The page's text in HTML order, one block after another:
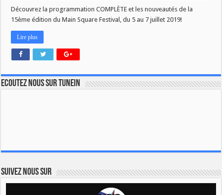
Découvrez la programmation COMPLÈTE et les nouveautés de la
15ème édition du Main Square Festival, du 5 au 7 juillet 2019!
Lire plus
Ecoutez nous sur TuneIn
Suivez nous sur